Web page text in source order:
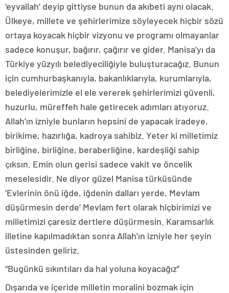
‘eyvallah’ deyip gittiyse bunun da akıbeti aynı olacak.
Ülkeye, millete ve şehirlerimize söyleyecek hiçbir sözü
ortaya koyacak hiçbir vizyonu ve programı olmayanlar
sadece konuşur, bağırır, çağırır ve gider. Manisa’yı da
Türkiye yüzyılı belediyeciliğiyle buluşturacağız. Bunun
için cumhurbaşkanıyla, bakanlıklarıyla, kurumlarıyla,
belediyelerimizle el ele vererek şehirlerimizi güvenli,
huzurlu, müreffeh hale getirecek adımları atıyoruz.
Allah’ın izniyle bunların hepsini de yapacak iradeye,
birikime, hazırlığa, kadroya sahibiz. Yeter ki milletimiz
birliğine, birliğine, beraberliğine, kardeşliği sahip
çıksın. Emin olun gerisi sadece vakit ve öncelik
meselesidir. Ne diyor güzel Manisa türküsünde
‘Evlerinin önü iğde, iğdenin dalları yerde, Mevlam
düşürmesin derde’ Mevlam fert olarak hiçbirimizi ve
milletimizi çaresiz dertlere düşürmesin. Karamsarlık
illetine kapılmadıktan sonra Allah’ın izniyle her şeyin
üstesinden geliriz.
“Bugünkü sıkıntıları da hal yoluna koyacağız”
Dışarıda ve içeride milletin moralini bozmak için